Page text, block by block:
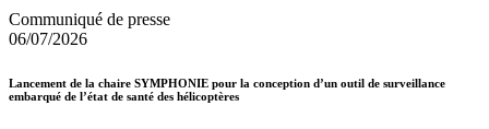
Communiqué de presse
06/07/2026
Lancement de la chaire SYMPHONIE pour la conception d’un outil de surveillance
embarqué de l’état de santé des hélicoptères